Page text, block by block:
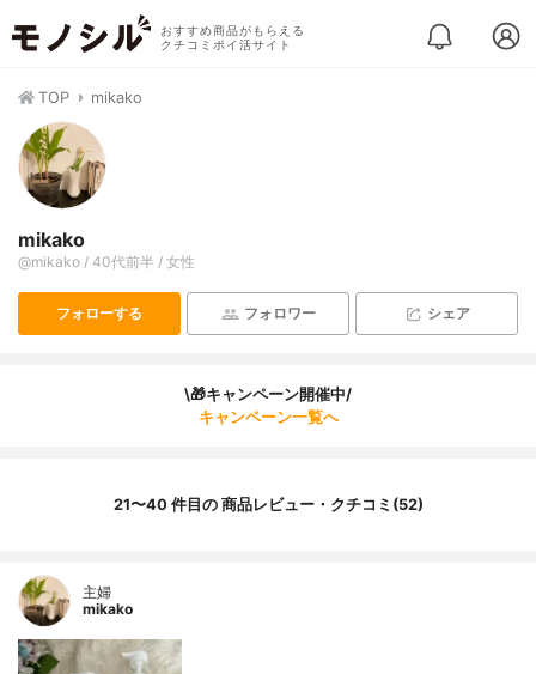
おすすめ商品がもらえる
クチコミポイ活サイト
TOP mikako
mikako
@mikako / 40代前半 / 女性
フォローする フォロワー シェア
\🎁キャンペーン開催中/
キャンペーン一覧へ
21〜40 件目の 商品レビュー・クチコミ(52)
主婦
mikako